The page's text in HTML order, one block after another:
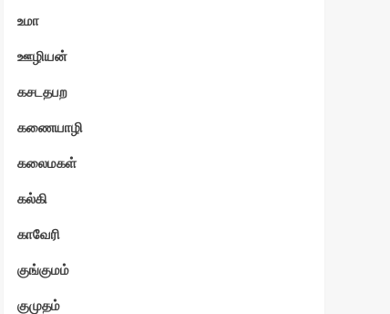
உமா
ஊழியன்
கசடதபற
கணையாழி
கலைமகள்
கல்கி
காவேரி
குங்குமம்
குமுதம்